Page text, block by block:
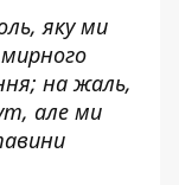
яку ми
на жаль,
але ми